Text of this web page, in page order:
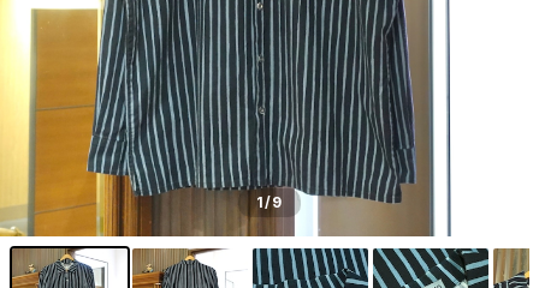
1/9